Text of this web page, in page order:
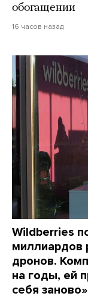
обогащении
16 часов назад
Wildberries
миллиардов
дронов.
на годы, ей
себя